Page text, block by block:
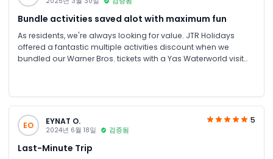
Bundle activities saved alot with maximum fun
As residents, we're always looking for value. JTR Holidays
offered a fantastic multiple activities discount when we
bundled our Warner Bros. tickets with a Yas Waterworld visit
EO EYNAT O.
2024년 6월 18일 검증됨
5
Last-Minute Trip